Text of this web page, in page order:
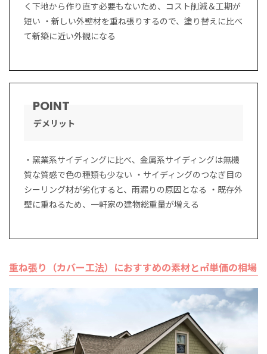
く下地から作り直す必要もないため、コスト削減＆工期が
短い ・新しい外壁材を重ね張りするので、塗り替えに比べ
て新築に近い外観になる
デメリット
・窯業系サイディングに比べ、金属系サイディングは無機
質な質感で色の種類も少ない ・サイディングのつなぎ目の
シーリング材が劣化すると、雨漏りの原因となる ・既存外
壁に重ねるため、一軒家の建物総重量が増える
重ね張り（カバー工法）におすすめの素材と㎡単価の相場